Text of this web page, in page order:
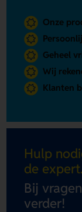
Onze
Geheel
Wij
Klanten
Hulp
de expert.
Bij
verder!